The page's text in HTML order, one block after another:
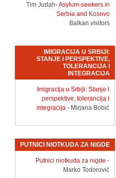
Tim Judah-Asylum-seekers in
Serbia and Kosovo
Balkan visitors
IMIGRACIJA U SRBIJI:
STANJE I PERSPEKTIVE,
TOLERANCIJA I
INTEGRACIJA
Imigracija u Srbiji: Stanje i
perspektive, tolerancija i
integracija - Mirjana Bobić
PUTNICI NIOTKUDA ZA NIGDE
Putnici niotkuda za nigde -
Marko Todorović